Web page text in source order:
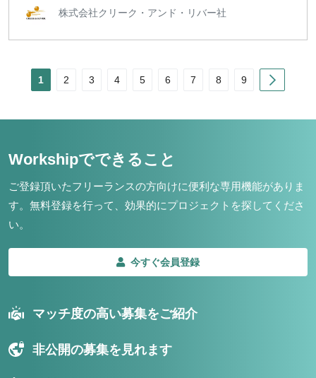
株式会社クリーク・アンド・リバー社
1 2 3 4 5 6 7 8 9
Workshipでできること
ご登録頂いたフリーランスの方向けに便利な専用機能がありま
す。 無料登録を行って、効果的にプロジェクトを探してくださ
い。
今すぐ会員登録
マッチ度の高い募集をご紹介
非公開の募集を見れます